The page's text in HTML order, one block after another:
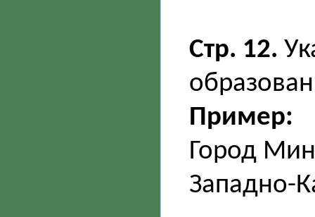
Стр. 12.
Пример:
Город
Западно-